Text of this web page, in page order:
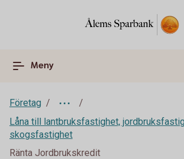
Meny
Företag
Låna till lantbruksfastighet,
skogsfastighet
Ränta Jordbrukskredit